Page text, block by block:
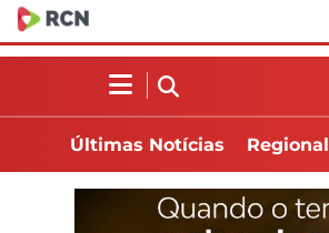
Últimas Notícias Regional